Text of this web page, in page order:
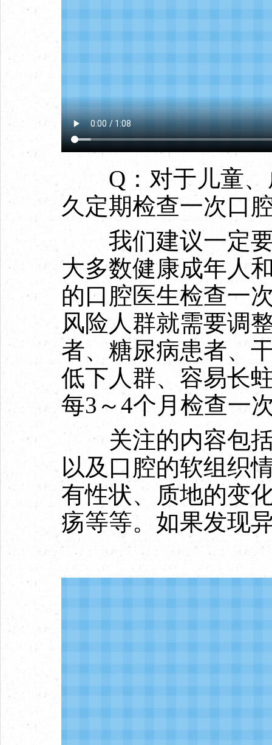
Q：对于儿童、
久定期检查一次口
我们建议一定要
大多数健康成年人
的口腔医生检查一
风险人群就需要调
者、糖尿病患者、
低下人群、容易长
每3～4个月检查一
关注的内容包括
以及口腔的软组织
有性状、质地的变
疡等等。如果发现